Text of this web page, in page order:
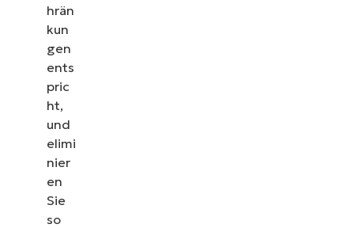
hrän
kun
gen
ents
pric
ht,
und
elimi
nier
en
Sie
so